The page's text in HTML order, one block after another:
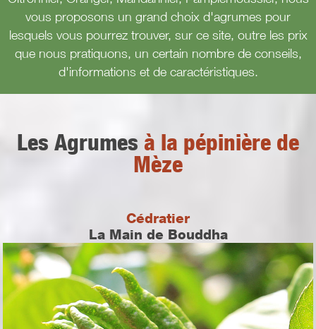
vous proposons un grand choix d'agrumes pour
lesquels vous pourrez trouver, sur ce site, outre les prix
que nous pratiquons, un certain nombre de conseils,
d'informations et de caractéristiques.
Les Agrumes à la pépinière de
Mèze
Cédratier
La Main de Bouddha